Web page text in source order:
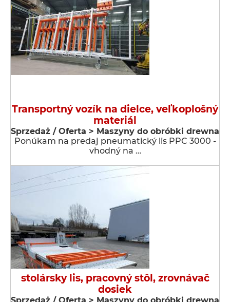
Transportný vozík na dielce, veľkoplošný
materiál
Sprzedaż / Oferta > Maszyny do obróbki drewna
Ponúkam na predaj pneumatický lis PPC 3000 -
vhodný na …
stolársky lis, pracovný stôl, zrovnávač
dosiek